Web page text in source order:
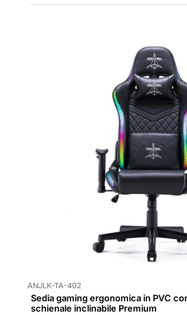
ANJLK-TA-402
Sedia gaming ergonomica in PVC
schienale inclinabile Premium